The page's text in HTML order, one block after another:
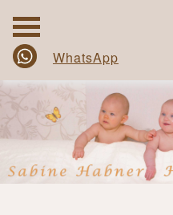
WhatsApp